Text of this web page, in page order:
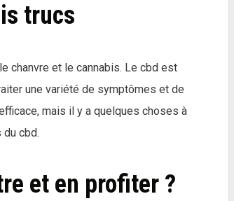
trucs
chanvre et le cannabis. Le cbd est
une variété de symptômes et de
mais il y a quelques choses à
du cbd.
et en profiter ?